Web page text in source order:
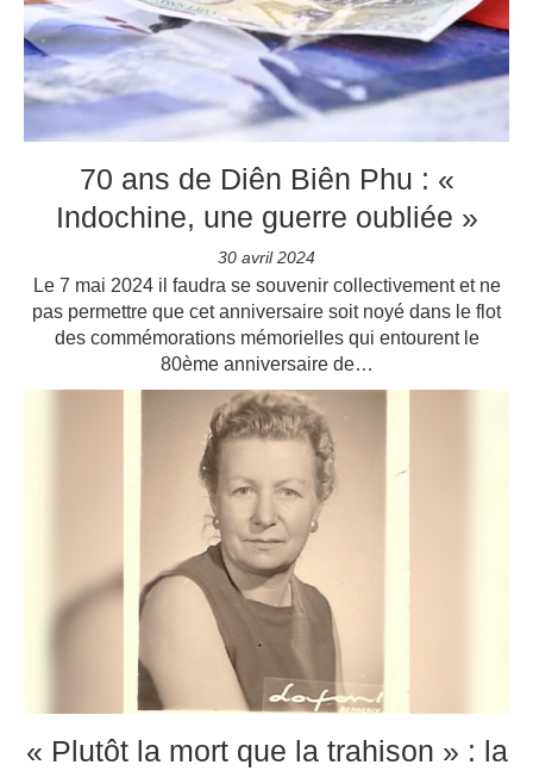
70 ans de Diên Biên Phu : «
Indochine, une guerre oubliée »
30 avril 2024
Le 7 mai 2024 il faudra se souvenir collectivement et ne
pas permettre que cet anniversaire soit noyé dans le flot
des commémorations mémorielles qui entourent le
80ème anniversaire de…
« Plutôt la mort que la trahison » : la